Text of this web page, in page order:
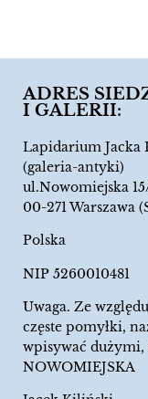
ADRES
I GALERII:
Lapidarium Jacka
(galeria-antyki)
ul.Nowomiejska
00-271 Warszawa
Polska
NIP 5260010481
Uwaga. Ze
częste pomyłki,
wpisywać
NOWOMIEJSKA